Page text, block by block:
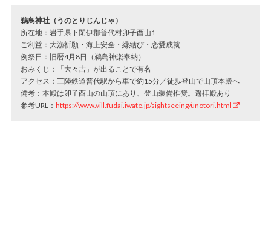
鵜鳥神社（うのとりじんじゃ）
所在地：岩手県下閉伊郡普代村卯子酉山1
ご利益：大漁祈願・海上安全・縁結び・恋愛成就
例祭日：旧暦4月8日（鵜鳥神楽奉納）
おみくじ：「大々吉」が出ることで有名
アクセス：三陸鉄道普代駅から車で約15分／徒歩登山で山頂本殿へ
備考：本殿は卯子酉山の山頂にあり、登山装備推奨。遥拝殿あり
参考URL： https://www.vill.fudai.iwate.jp/sightseeing/unotori.html